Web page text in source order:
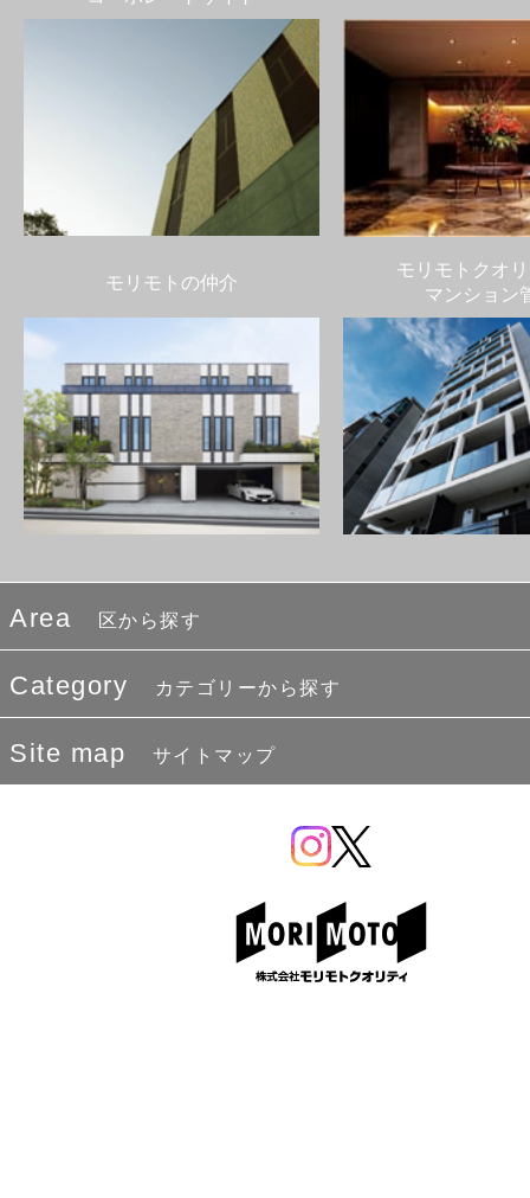
モリモトの仲介
モリモトクオ
マンション
Area 区から探す
Category カテゴリーから探す
Site map サイトマップ